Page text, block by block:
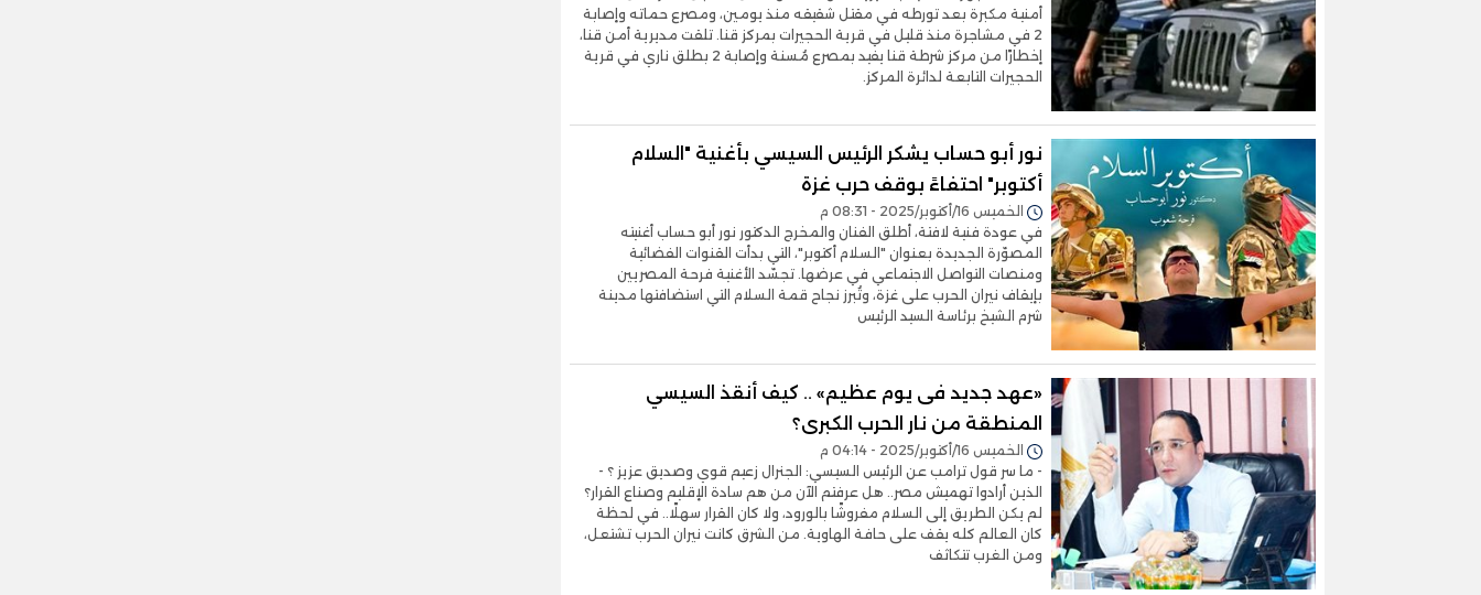
أمنية مكبرة بعد تورطه في مقتل شقيقه منذ يومين، ومصرع حماته وإصابة
2 في مشاجرة منذ قليل في قرية الحجيرات بمركز قنا. تلقت مديرية أمن قنا،
إخطارًا من مركز شرطة قنا يفيد بمصرع مُسنة وإصابة 2 بطلق ناري في قرية
الحجيرات التابعة لدائرة المركز.
نور أبو حساب يشكر الرئيس السيسي بأغنية "السلام
أكتوبر" احتفاءً بوقف حرب غزة
الخميس 16/أكتوبر/2025 - 08:31 م
في عودة فنية لافتة، أطلق الفنان والمخرج الدكتور نور أبو حساب أغنيته
المصوّرة الجديدة بعنوان "السلام أكتوبر"، التي بدأت القنوات الفضائية
ومنصات التواصل الاجتماعي في عرضها. تجسّد الأغنية فرحة المصريين
بإيقاف نيران الحرب على غزة، وتُبرز نجاح قمة السلام التي استضافتها مدينة
شرم الشيخ برئاسة السيد الرئيس
«عهد جديد فى يوم عظيم» .. كيف أنقذ السيسي
المنطقة من نار الحرب الكبرى؟
الخميس 16/أكتوبر/2025 - 04:14 م
- ما سر قول ترامب عن الرئيس السيسي: الجنرال زعيم قوي وصديق عزيز ؟ -
الذين أرادوا تهميش مصر.. هل عرفتم الآن من هم سادة الإقليم وصناع القرار؟
لم يكن الطريق إلى السلام مفروشًا بالورود، ولا كان القرار سهلًا.. في لحظة
كان العالم كله يقف على حافة الهاوية. من الشرق كانت نيران الحرب تشتعل،
ومن الغرب تتكاثف